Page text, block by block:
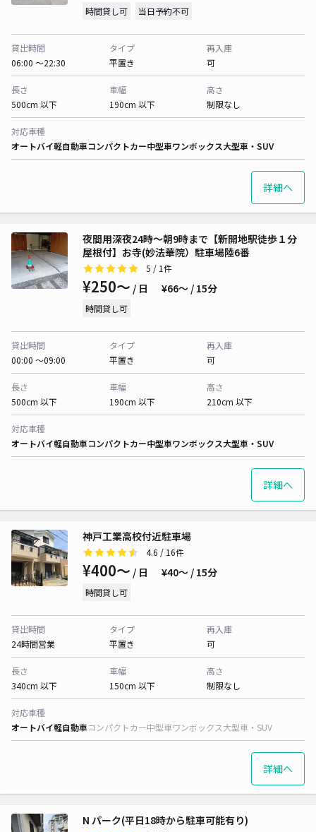
時間貸し可 当日予約不可
貸出時間
06:00 〜22:30
タイプ
平置き
再入庫
可
長さ
500cm 以下
車幅
190cm 以下
高さ
制限なし
対応車種
オートバイ軽自動車コンパクトカー中型車ワンボックス大型車・SUV
詳細へ
夜間用深夜24時〜朝9時まで【新開地駅徒歩１分
屋根付】お寺(妙法華院）駐車場陸6番
5 / 1件
¥250〜 / 日 ¥66〜 / 15分
時間貸し可
貸出時間
00:00 〜09:00
タイプ
平置き
再入庫
可
長さ
500cm 以下
車幅
190cm 以下
高さ
210cm 以下
対応車種
オートバイ軽自動車コンパクトカー中型車ワンボックス大型車・SUV
詳細へ
神戸工業高校付近駐車場
4.6 / 16件
¥400〜 / 日 ¥40〜 / 15分
時間貸し可
貸出時間
24時間営業
タイプ
平置き
再入庫
可
長さ
340cm 以下
車幅
150cm 以下
高さ
制限なし
対応車種
オートバイ軽自動車コンパクトカー中型車ワンボックス大型車・SUV
詳細へ
N パーク(平日18時から駐車可能有り)